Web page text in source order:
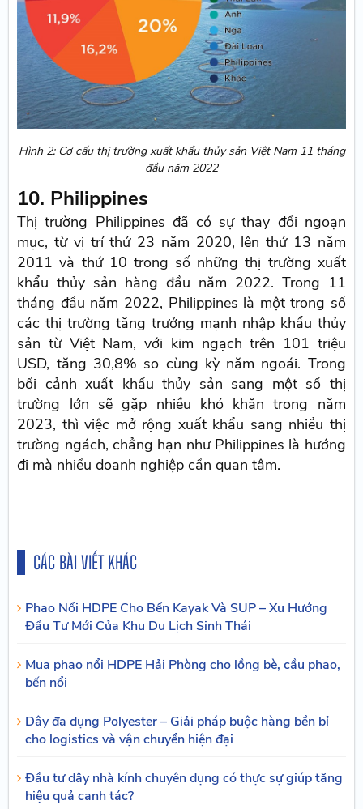
Hình 2: Cơ cấu thị trường xuất khẩu thủy sản Việt Nam 11 tháng
đầu năm 2022
10. Philippines
Thị trường Philippines đã có sự thay đổi ngoạn
mục, từ vị trí thứ 23 năm 2020, lên thứ 13 năm
2011 và thứ 10 trong số những thị trường xuất
khẩu thủy sản hàng đầu năm 2022. Trong 11
tháng đầu năm 2022, Philippines là một trong số
các thị trường tăng trưởng mạnh nhập khẩu thủy
sản từ Việt Nam, với kim ngạch trên 101 triệu
USD, tăng 30,8% so cùng kỳ năm ngoái. Trong
bối cảnh xuất khẩu thủy sản sang một số thị
trường lớn sẽ gặp nhiều khó khăn trong năm
2023, thì việc mở rộng xuất khẩu sang nhiều thị
trường ngách, chẳng hạn như Philippines là hướng
đi mà nhiều doanh nghiệp cần quan tâm.
CÁC BÀI VIẾT KHÁC
Phao Nổi HDPE Cho Bến Kayak Và SUP – Xu Hướng
Đầu Tư Mới Của Khu Du Lịch Sinh Thái
Mua phao nổi HDPE Hải Phòng cho lồng bè, cầu phao,
bến nổi
Dây đa dụng Polyester – Giải pháp buộc hàng bền bỉ
cho logistics và vận chuyển hiện đại
Đầu tư dây nhà kính chuyên dụng có thực sự giúp tăng
hiệu quả canh tác?